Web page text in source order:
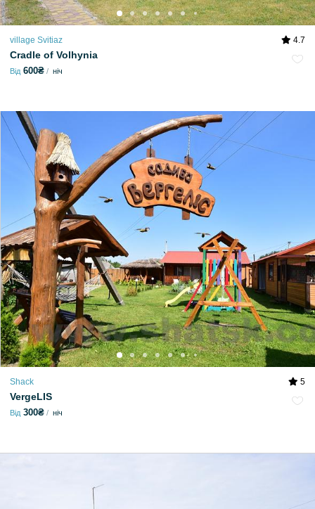
village Svitiaz 4.7
Cradle of Volhynia
Від 600₴ ніч
Shack 5
VergeLIS
Від 300₴ ніч